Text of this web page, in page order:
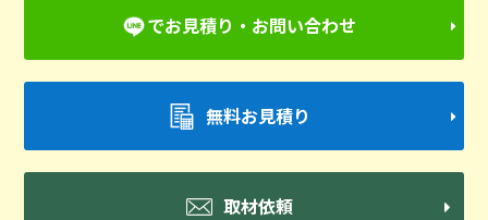
でお見積り・お問い合わせ
無料お見積り
取材依頼